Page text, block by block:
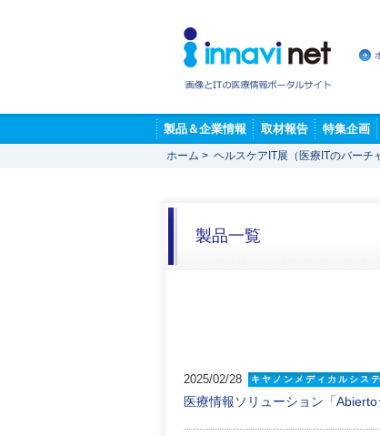
製品＆企業情報 取材報告 特集企画
ホーム > ヘルスケアIT展（医療ITのバーチ
製品一覧
2025/02/28 キヤノンメディカルシス
医療情報ソリューション「